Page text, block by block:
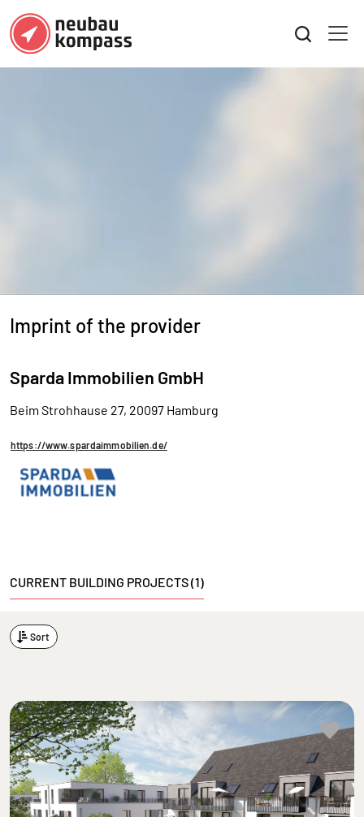
Imprint of the provider
Sparda Immobilien GmbH
Beim Strohhause 27, 20097 Hamburg
https://www.spardaimmobilien.de/
CURRENT BUILDING PROJECTS (1)
Sort